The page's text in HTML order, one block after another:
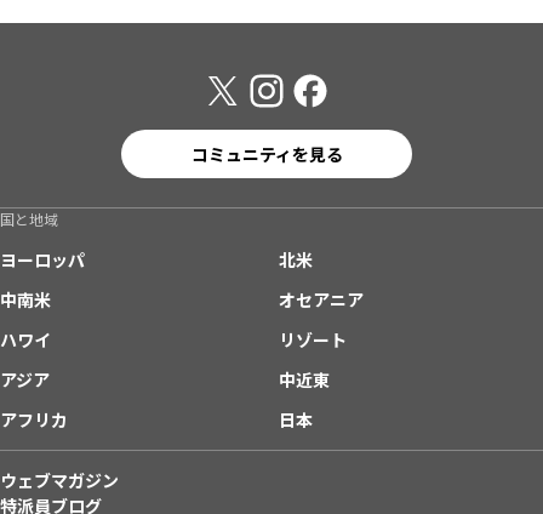
コミュニティを見る
国と地域
ヨーロッパ
北米
中南米
オセアニア
ハワイ
リゾート
アジア
中近東
アフリカ
日本
ウェブマガジン
特派員ブログ